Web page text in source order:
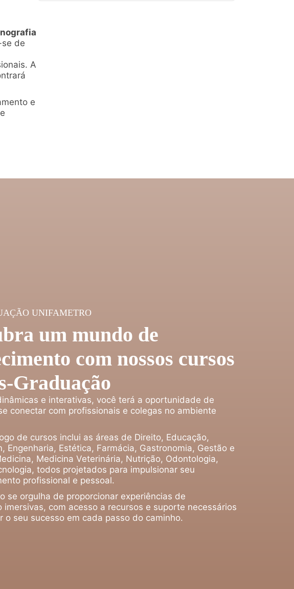
de
A
e
UNIFAMETRO
um mundo de
com nossos cursos
Graduação
e interativas, você terá a oportunidade de
conectar com profissionais e colegas no ambiente
de cursos inclui as áreas de Direito, Educação,
Engenharia, Estética, Farmácia, Gastronomia, Gestão e
Medicina Veterinária, Nutrição, Odontologia,
todos projetados para impulsionar seu
profissional e pessoal.
se orgulha de proporcionar experiências de
imersivas, com acesso a recursos e suporte necessários
o seu sucesso em cada passo do caminho.